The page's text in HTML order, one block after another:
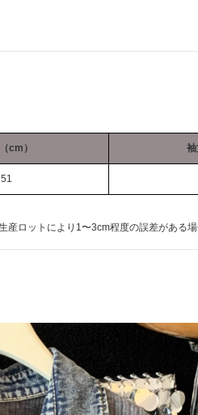
cm） 袖
51
ロットにより1〜3cm程度の誤差がある場